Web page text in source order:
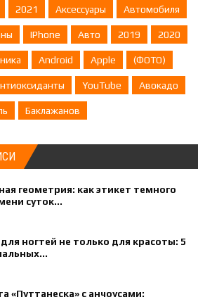
2021 Аксессуары Автомобиля
IPhone Авто 2019 2020
Android Apple (ФОТО)
YouTube Авокадо
Баклажанов
геометрия: как этикет темного
суток...
ногтей не только для красоты: 5
«Путтанеска» с анчоусами: